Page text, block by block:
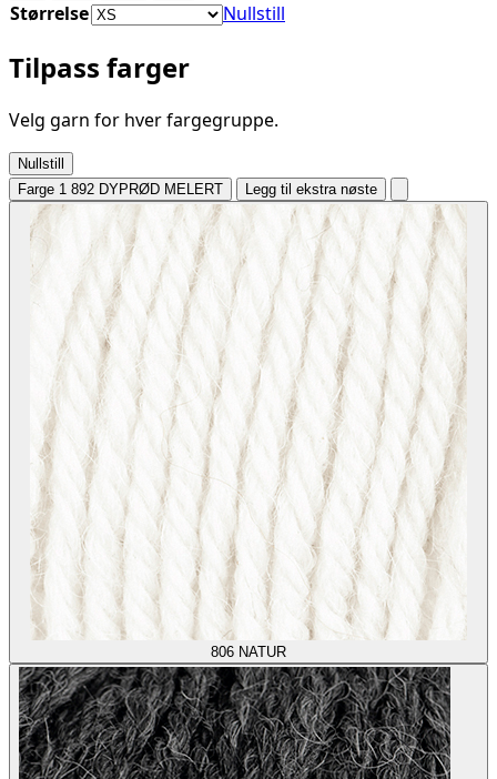
Størrelse Nullstill
Tilpass farger
Velg garn for hver fargegruppe.
Nullstill
Farge 1 892 DYPRØD MELERT Legg til ekstra nøste
806 NATUR